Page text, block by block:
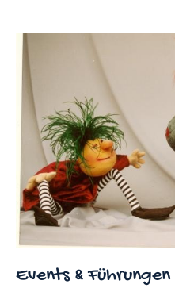
Events & Führungen